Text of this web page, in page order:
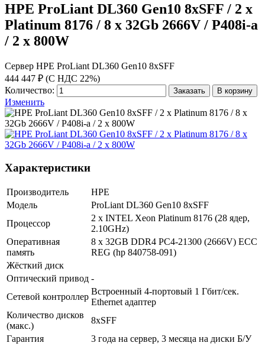
HPE ProLiant DL360 Gen10 8xSFF / 2 x
Platinum 8176 / 8 x 32Gb 2666V / P408i-a
/ 2 x 800W
Сервер HPE ProLiant DL360 Gen10 8xSFF
444 447 ₽ (С НДС 22%)
Количество:
Заказать В корзину
Изменить
Характеристики
Производитель
HPE
Модель
ProLiant DL360 Gen10 8xSFF
Процессор
2 x INTEL Xeon Platinum 8176 (28 ядер,
2.10GHz)
Оперативная
память
8 x 32GB DDR4 PC4-21300 (2666V) ECC
REG (hp 840758-091)
Жёсткий диск
Оптический привод -
Сетевой контроллер
Встроенный 4-портовый 1 Гбит/сек.
Ethernet адаптер
Количество дисков
(макс.)
8хSFF
Гарантия
3 года на сервер, 3 месяца на диски Б/У